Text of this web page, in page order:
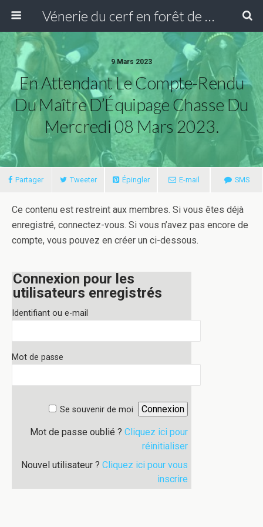
Vénerie du cerf en forêt de Compiègne
9 Mars 2023
En Attendant Le Compte-Rendu
Du Maître D’Équipage Chasse Du
Mercredi 08 Mars 2023.
Partager Tweeter Épingler E-mail SMS
Ce contenu est restreint aux membres. Si vous êtes déjà
enregistré, connectez-vous. Si vous n’avez pas encore de
compte, vous pouvez en créer un ci-dessous.
Connexion pour les
utilisateurs enregistrés
Identifiant ou e-mail
Mot de passe
Se souvenir de moi
Mot de passe oublié ? Cliquez ici pour
réinitialiser
Nouvel utilisateur ? Cliquez ici pour vous
inscrire